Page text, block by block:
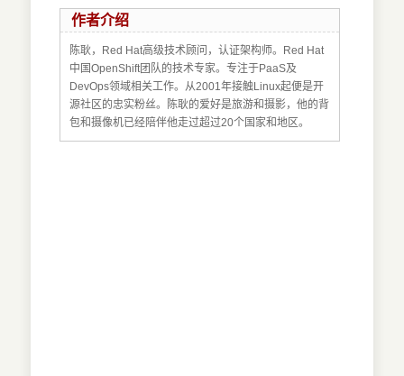
作者介绍
陈耿，Red Hat高级技术顾问，认证架构师。Red Hat
中国OpenShift团队的技术专家。专注于PaaS及
DevOps领域相关工作。从2001年接触Linux起便是开
源社区的忠实粉丝。陈耿的爱好是旅游和摄影，他的背
包和摄像机已经陪伴他走过超过20个国家和地区。